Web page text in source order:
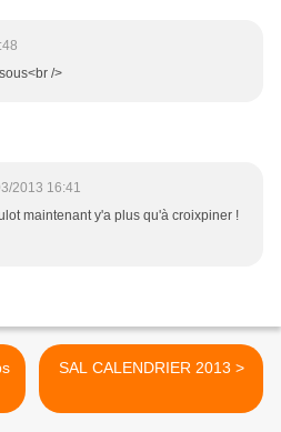
/>
2013 16:41
maintenant y'a plus qu'à croixpiner !
SAL CALENDRIER 2013 >